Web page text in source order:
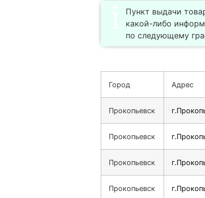
Пункт выдачи
какой-либо
по следующему
Город Адрес
Прокопьевск
Прокопьевск
Прокопьевск
Прокопьевск